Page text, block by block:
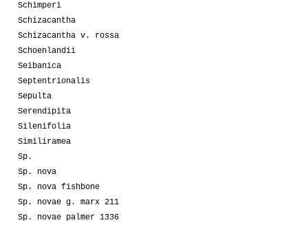
Schimperi
Schizacantha
Schizacantha v. rossa
Schoenlandii
Seibanica
Septentrionalis
Sepulta
Serendipita
Silenifolia
Similiramea
Sp.
Sp. nova
Sp. nova fishbone
Sp. novae g. marx 211
Sp. novae palmer 1336